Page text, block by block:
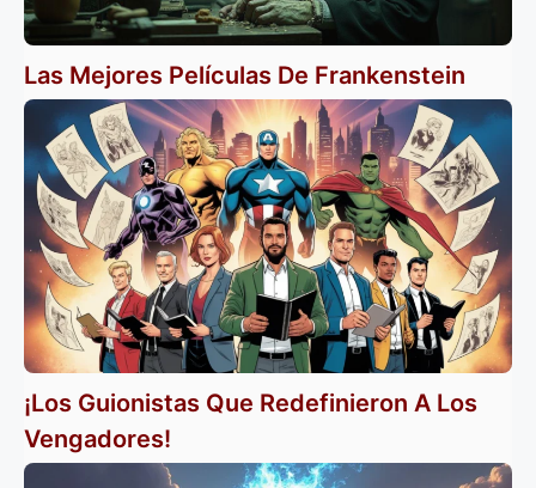
Las Mejores Películas De Frankenstein
¡Los Guionistas Que Redefinieron A Los
Vengadores!